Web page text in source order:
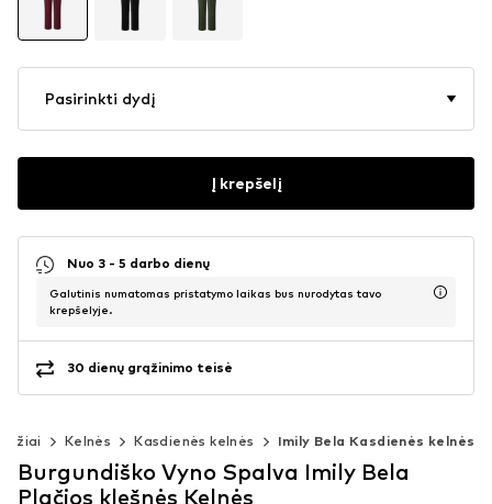
Pasirinkti dydį
Į krepšelį
Nuo 3 - 5 darbo dienų
Galutinis numatomas pristatymo laikas bus nurodytas tavo
krepšelyje.
30 dienų grąžinimo teisė
Kelnės Kasdienės kelnės Imily Bela Kasdienės kelnės
Burgundiško Vyno Spalva Imily Bela
Plačios klešnės Kelnės